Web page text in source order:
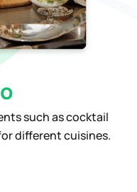
such as cocktail
different cuisines.